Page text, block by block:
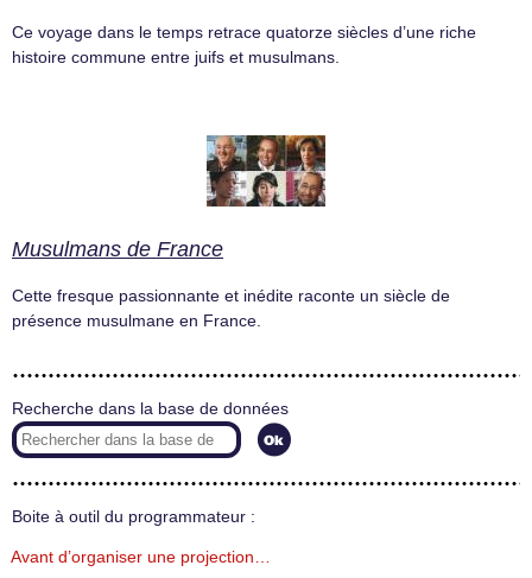
Ce voyage dans le temps retrace quatorze siècles d’une riche
histoire commune entre juifs et musulmans.
Musulmans de France
Cette fresque passionnante et inédite raconte un siècle de
présence musulmane en France.
Recherche dans la base de données
Boite à outil du programmateur :
Avant d’organiser une projection…